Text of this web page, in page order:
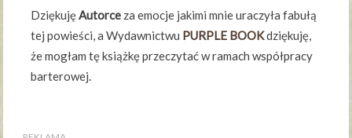
Dziękuję Autorce za emocje jakimi mnie uraczyła fabułą
tej powieści, a Wydawnictwu PURPLE BOOKdziękuję,
że mogłam tę książkę przeczytać w ramach współpracy
barterowej.